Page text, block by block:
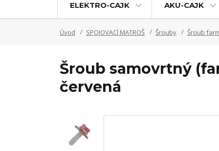
ELEKTRO-CAJK AKU-CAJK
Úvod SPOJOVACÍ MATROŠ Šrouby Šroub
Šroub samovrtný
červená